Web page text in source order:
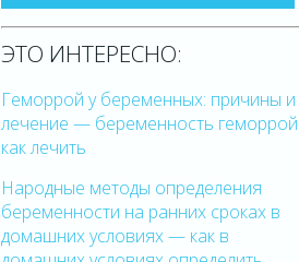
ЭТО ИНТЕРЕСНО:
Геморрой у беременных: причины и
лечение — беременность геморрой
как лечить
Народные методы определения
беременности на ранних сроках в
домашних условиях — как в